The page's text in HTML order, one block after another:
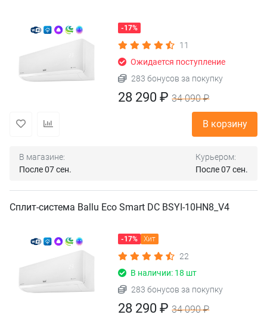
-17%
11
Ожидается поступление
283 бонусов за покупку
28 290 ₽34 090 ₽
В корзину
В магазине:
После 07 сен.
Курьером:
После 07 сен.
Сплит-система Ballu Eco Smart DC BSYI-10HN8_V4
-17% Хит
22
В наличии: 18 шт
283 бонусов за покупку
28 290 ₽34 090 ₽